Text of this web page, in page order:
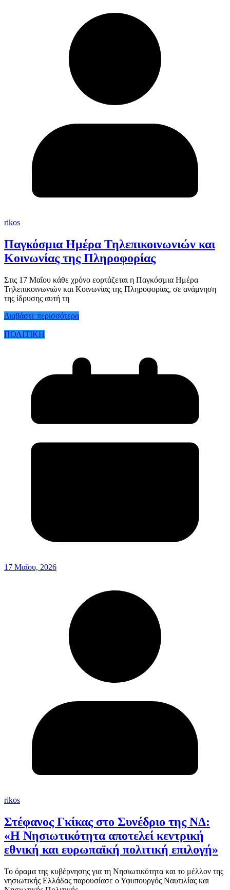
rikos
Παγκόσμια Ημέρα Τηλεπικοινωνιών και
Κοινωνίας της Πληροφορίας
Στις 17 Μαΐου κάθε χρόνο εορτάζεται η Παγκόσμια Ημέρα
Τηλεπικοινωνιών και Κοινωνίας της Πληροφορίας, σε ανάμνηση
της ίδρυσης αυτή τη
Διαβάστε περισσότερα
ΠΟΛΙΤΙΚΗ
17 Μαΐου, 2026
rikos
Στέφανος Γκίκας στο Συνέδριο της ΝΔ:
«Η Νησιωτικότητα αποτελεί κεντρική
εθνική και ευρωπαϊκή πολιτική επιλογή»
Το όραμα της κυβέρνησης για τη Νησιωτικότητα και το μέλλον της
νησιωτικής Ελλάδας παρουσίασε ο Υφυπουργός Ναυτιλίας και